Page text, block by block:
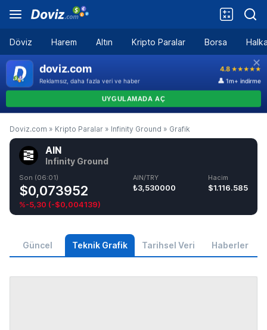
Döviz Harem Altın Kripto Paralar Borsa
Doviz.com » Kripto Paralar » Infinity Ground » Grafik
AIN
Infinity Ground
Son (06:01)
$0,073952
%-5,30 (-$0,004139)
AIN/TRY
₺3,530000
Hacim
$1.116.585
Güncel Teknik Grafik Tarihsel Veri Haberler